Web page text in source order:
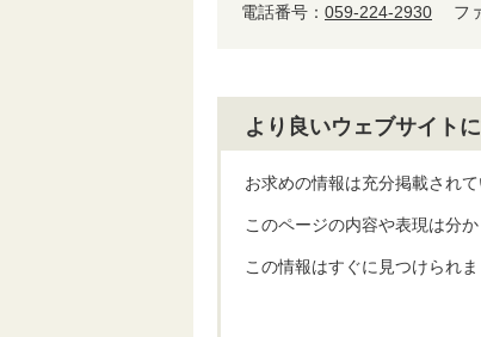
電話番号： 059-224-2930 フ
より良いウェブサイト
お求めの情報は充分掲載され
このページの内容や表現は分
この情報はすぐに見つけられま